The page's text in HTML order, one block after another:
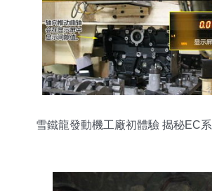
雪鐵龍發動機工廠初體驗 揭秘EC